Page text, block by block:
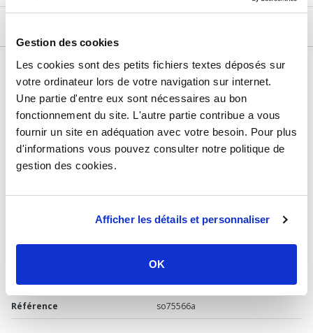
Gestion des cookies
Les cookies sont des petits fichiers textes déposés sur
votre ordinateur lors de votre navigation sur internet.
Une partie d'entre eux sont nécessaires au bon
fonctionnement du site. L'autre partie contribue a vous
fournir un site en adéquation avec votre besoin. Pour plus
d'informations vous pouvez consulter notre politique de
gestion des cookies.
Afficher les détails et personnaliser
OK
DÉTAILS TECHNIQUES
Type de produit Circuit de chauffage
Usage Chaudière
Marque Sélection P Pro
Matière
Raccordement
2x Femelle 1" (26/34) - Mâle /
Garantie
Référence so75566a